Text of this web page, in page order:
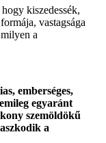
kiszedessék,
vastagsága
a
emberséges,
egyaránt
szemöldökű
a